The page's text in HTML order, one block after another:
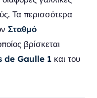
Τα περισσότερα
Σταθμό
βρίσκεται
de Gaulle 1 και του